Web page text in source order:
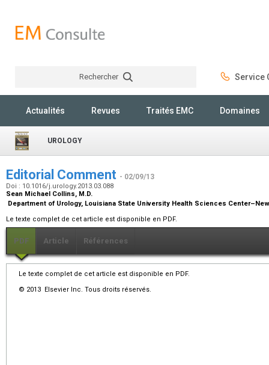
Rechercher Service
Actualités Revues Traités EMC Domaines
UROLOGY
Editorial Comment - 02/09/13
Doi : 10.1016/j.urology.2013.03.088
Sean Michael Collins, M.D.
Department of Urology, Louisiana State University Health Sciences
Le texte complet de cet article est disponible en PDF.
PDF Article Références
Le texte complet de cet article est disponible en PDF.
© 2013 Elsevier Inc. Tous droits réservés.